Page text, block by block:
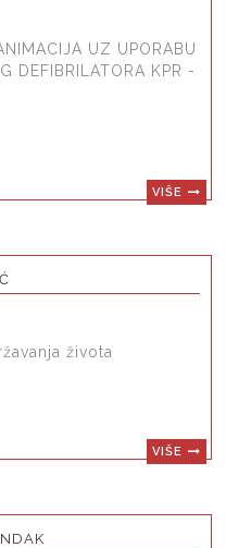
UZ UPORABU
DEFIBRILATORA KPR -
VIŠE
života
VIŠE